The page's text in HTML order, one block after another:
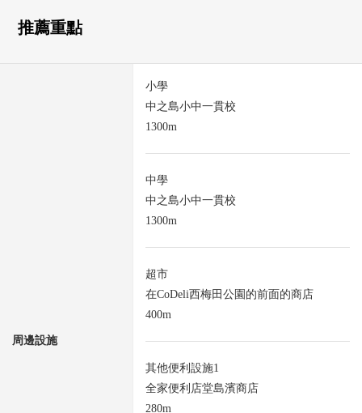
推薦重點
周邊設施
小學
中之島小中一貫校
1300m
中學
中之島小中一貫校
1300m
超市
在CoDeli西梅田公園的前面的商店
400m
其他便利設施1
全家便利店堂島濱商店
280m